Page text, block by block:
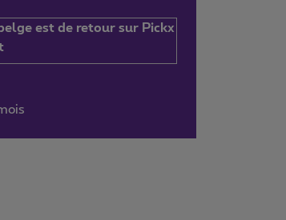
est de retour sur Pickx